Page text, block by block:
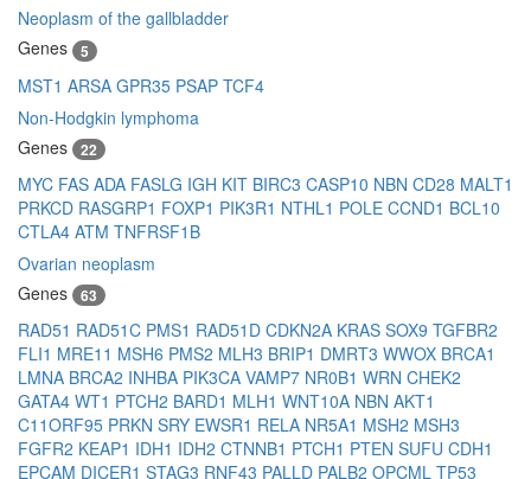
Neoplasm of the gallbladder
Genes
5
MST1 ARSA GPR35 PSAP TCF4
Non-Hodgkin lymphoma
Genes
22
MYC FAS ADA FASLG IGH KIT BIRC3 CASP10 NBN CD28 MALT1
PRKCD RASGRP1 FOXP1 PIK3R1 NTHL1 POLE CCND1 BCL10
CTLA4 ATM TNFRSF1B
Ovarian neoplasm
Genes
63
RAD51 RAD51C PMS1 RAD51D CDKN2A KRAS SOX9 TGFBR2
FLI1 MRE11 MSH6 PMS2 MLH3 BRIP1 DMRT3 WWOX BRCA1
LMNA BRCA2 INHBA PIK3CA VAMP7 NR0B1 WRN CHEK2
GATA4 WT1 PTCH2 BARD1 MLH1 WNT10A NBN AKT1
C11ORF95 PRKN SRY EWSR1 RELA NR5A1 MSH2 MSH3
FGFR2 KEAP1 IDH1 IDH2 CTNNB1 PTCH1 PTEN SUFU CDH1
EPCAM DICER1 STAG3 RNF43 PALLD PALB2 OPCML TP53